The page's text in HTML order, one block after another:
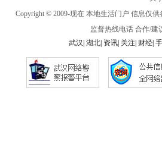
Copyright © 2009-现在 本地生活门户 信息仅
监督热线电话 合作/建
武汉 湖北| 资讯| 关注 财经|